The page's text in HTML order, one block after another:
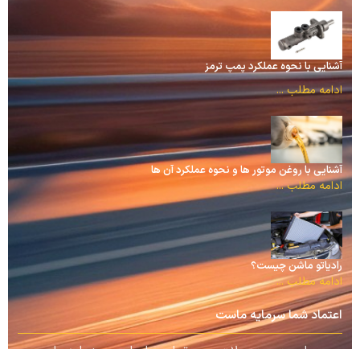
آشنایی با نحوه عملکرد پمپ ترمز
ادامه مطلب ...
آشنایی با روغن موتور ها و نحوه عملکرد آن ها
ادامه مطلب ...
رادیاتو ماشن چیست؟
ادامه مطلب ...
اعتماد شما سرمایه ماست